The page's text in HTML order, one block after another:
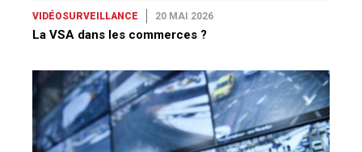
VIDÉOSURVEILLANCE 20 MAI 2026
La VSA dans les commerces ?